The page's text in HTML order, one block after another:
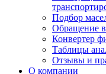
Подбор
Обращение
Конвертер
Таблицы
Отзывы и
О компании